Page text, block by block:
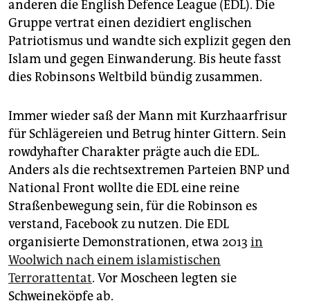
anderen die English Defence League (EDL). Die
Gruppe vertrat einen dezidiert englischen
Patriotismus und wandte sich explizit gegen den
Islam und gegen­ Einwanderung. Bis heute fasst
dies Robinsons Weltbild bündig zusammen.
Immer wieder saß der Mann mit Kurzhaarfrisur
für Schlägereien und Betrug hinter Gittern. Sein
rowdyhafter Charakter prägte auch die EDL.
Anders als die rechtsextremen Parteien BNP und
National Front wollte die EDL eine reine
Straßenbewegung sein, für die Robinson es
verstand, Facebook zu nutzen. Die EDL
organisierte Demonstrationen, etwa 2013 in
Woolwich nach einem islamistischen
Terrorattentat. Vor Moscheen legten sie
Schweineköpfe ab.